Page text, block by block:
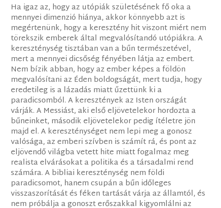
Ha igaz az, hogy az utópiák születésének fő oka a
mennyei dimenzió hiánya, akkor könnyebb azt is
megértenünk, hogy a keresztény hit viszont miért nem
törekszik emberek által megvalósítandó utópiákra. A
kereszténység tisztában van a bűn természetével,
mert a mennyei dicsőség fényében látja az embert.
Nem bízik abban, hogy az ember képes a földön
megvalósítani az Éden boldogságát, mert tudja, hogy
eredetileg is a lázadás miatt űzettünk ki a
paradicsomból. A keresztények az Isten országát
várják. A Messiást, aki első eljövetelekor hordozta a
bűneinket, második eljövetelekor pedig ítéletre jön
majd el. A kereszténységet nem lepi meg a gonosz
valósága, az emberi szívben is számít rá, és pont az
eljövendő világba vetett hite miatt fogalmaz meg
realista elvárásokat a politika és a társadalmi rend
számá​ra. A bibliai kereszténység nem földi
paradicsomot, hanem csupán a bűn időleges
visszaszorítását és féken tartását várja az államtól, és
nem próbálja a gonoszt erőszakkal kigyomlálni az